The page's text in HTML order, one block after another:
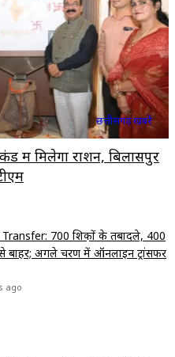
छत्तीसगढ़ खबरें
में मिलेगा राशन, बिलासपुर
700 शिक्षकों के तबादले, 400
बाहर; अगले चरण में ऑनलाइन ट्रांसफर
ago